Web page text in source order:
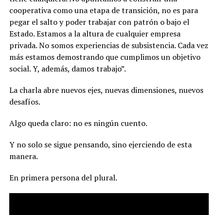
cooperativa como una etapa de transición, no es para
pegar el salto y poder trabajar con patrón o bajo el
Estado. Estamos a la altura de cualquier empresa
privada. No somos experiencias de subsistencia. Cada vez
más estamos demostrando que cumplimos un objetivo
social. Y, además, damos trabajo”.
La charla abre nuevos ejes, nuevas dimensiones, nuevos
desafíos.
Algo queda claro: no es ningún cuento.
Y no solo se sigue pensando, sino ejerciendo de esta
manera.
En primera persona del plural.